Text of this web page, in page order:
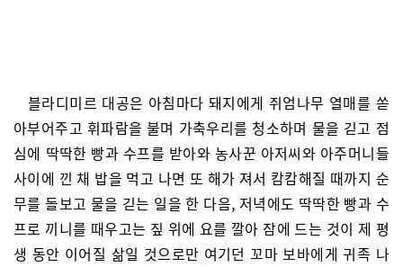
블라디미르 대공은 아침마다 돼지에게 쥐엄나무 열매를 쏟
아부어주고 휘파람을 불며 가축우리를 청소하며 물을 긷고 점
심에 딱딱한 빵과 수프를 받아와 농사꾼 아저씨와 아주머니들
사이에 낀 채 밥을 먹고 나면 또 해가 져서 캄캄해질 때까지 순
무를 돌보고 물을 긷는 일을 한 다음, 저녁에도 딱딱한 빵과 수
프로 끼니를 때우고는 짚 위에 요를 깔아 잠에 드는 것이 제 평
생 동안 이어질 삶일 것으로만 여기던 꼬마 보바에게 귀족 나